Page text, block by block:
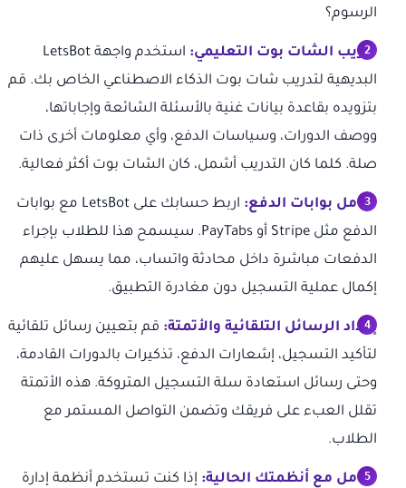
الرسوم؟
تدريب الشات بوت التعليمي:
استخدم واجهة LetsBot
البديهية لتدريب شات بوت الذكاء الاصطناعي الخاص بك. قم
بتزويده بقاعدة بيانات غنية بالأسئلة الشائعة وإجاباتها،
ووصف الدورات، وسياسات الدفع، وأي معلومات أخرى ذات
صلة. كلما كان التدريب أشمل، كان الشات بوت أكثر فعالية.
تكامل بوابات الدفع:
اربط حسابك على LetsBot مع بوابات
الدفع مثل Stripe أو PayTabs. سيسمح هذا للطلاب بإجراء
الدفعات مباشرة داخل محادثة واتساب، مما يسهل عليهم
إكمال عملية التسجيل دون مغادرة التطبيق.
إعداد الرسائل التلقائية والأتمتة: قم بتعيين رسائل تلقائية
لتأكيد التسجيل، إشعارات الدفع، تذكيرات بالدورات القادمة،
وحتى رسائل استعادة سلة التسجيل المتروكة. هذه الأتمتة
تقلل العبء على فريقك وتضمن التواصل المستمر مع
الطلاب.
تكامل مع أنظمتك الحالية: إذا كنت تستخدم أنظمة إدارة